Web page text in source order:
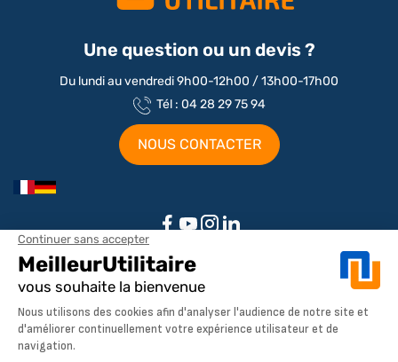
Une question ou un devis ?
Du lundi au vendredi 9h00-12h00 / 13h00-17h00
Tél : 04 28 29 75 94
NOUS CONTACTER
Aménagements par marque / modèle
Aménagement Peugeot Partner
Aménagement Peugeot Expert
Notre société